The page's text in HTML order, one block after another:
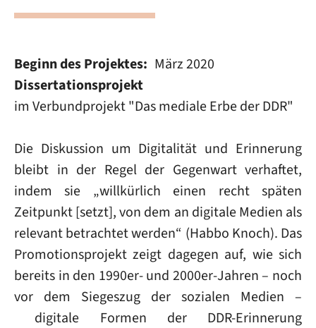
Beginn des Projektes
März 2020
Dissertationsprojekt
im Verbundprojekt "Das mediale Erbe der DDR"
Die Diskussion um Digitalität und Erinnerung
bleibt in der Regel der Gegenwart verhaftet,
indem sie „willkürlich einen recht späten
Zeitpunkt [setzt], von dem an digitale Medien als
relevant betrachtet werden“ (Habbo Knoch). Das
Promotionsprojekt zeigt dagegen auf, wie sich
bereits in den 1990er- und 2000er-Jahren – noch
vor dem Siegeszug der sozialen Medien –
digitale Formen der DDR-Erinnerung